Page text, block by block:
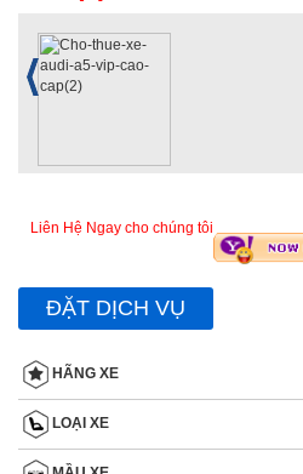
Liên Hệ Ngay cho chúng tôi
ĐẶT DỊCH VỤ
HÃNG XE
LOẠI XE